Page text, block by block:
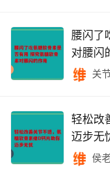
腰闪了
对腰闪
关
轻松改
迈步无
侯